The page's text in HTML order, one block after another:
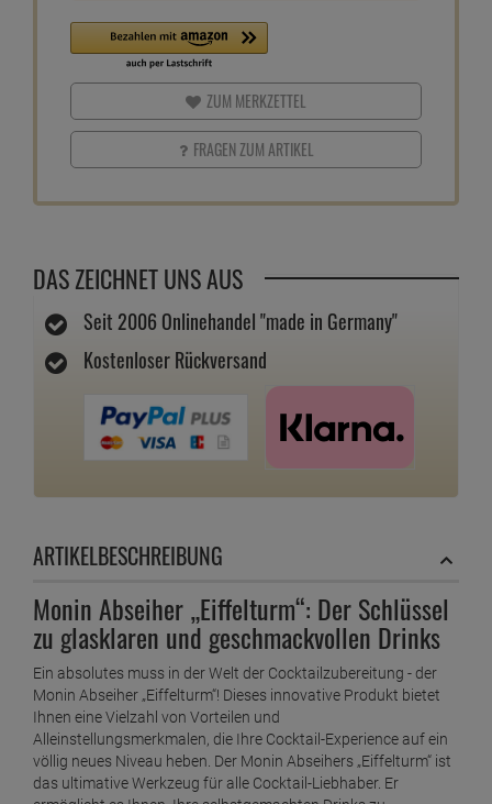
ZUM MERKZETTEL
FRAGEN ZUM ARTIKEL
DAS ZEICHNET UNS AUS
Seit 2006 Onlinehandel "made in Germany"
Kostenloser Rückversand
ARTIKELBESCHREIBUNG
Monin Abseiher „Eiffelturm“: Der Schlüssel
zu glasklaren und geschmackvollen Drinks
Ein absolutes muss in der Welt der Cocktailzubereitung - der
Monin Abseiher „Eiffelturm“! Dieses innovative Produkt bietet
Ihnen eine Vielzahl von Vorteilen und
Alleinstellungsmerkmalen, die Ihre Cocktail-Experience auf ein
völlig neues Niveau heben. Der Monin Abseihers „Eiffelturm“ ist
das ultimative Werkzeug für alle Cocktail-Liebhaber. Er